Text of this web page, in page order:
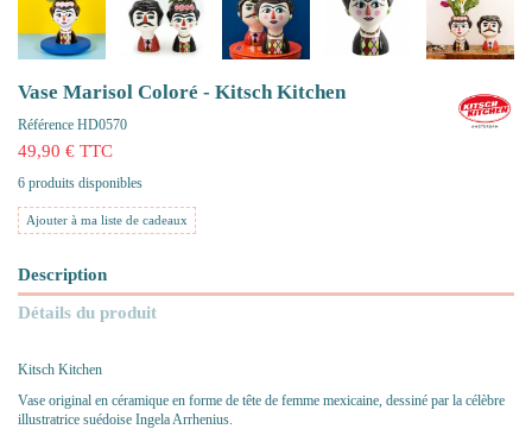
Vase Marisol Coloré - Kitsch Kitchen
Référence HD0570
49,90 € TTC
6 produits disponibles
Ajouter à ma liste de cadeaux
Description
Détails du produit
Kitsch Kitchen
Vase original en céramique en forme de tête de femme mexicaine, dessiné par la célèbre
illustratrice suédoise Ingela Arrhenius.